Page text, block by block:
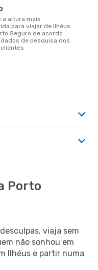
para viajar de Ilhéus
Seguro de acordo
de pesquisa dos
Porto
viaja sem
não sonhou em
Ilhéus e partir numa